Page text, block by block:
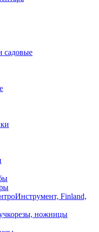
садовые
Finland,
ножницы